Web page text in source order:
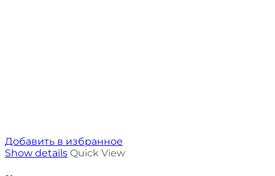
Добавить в избранное
Show details Quick View